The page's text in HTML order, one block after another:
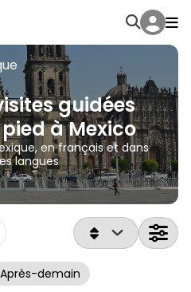
guidées
à Mexico
en français et dans
langues
Après-demain